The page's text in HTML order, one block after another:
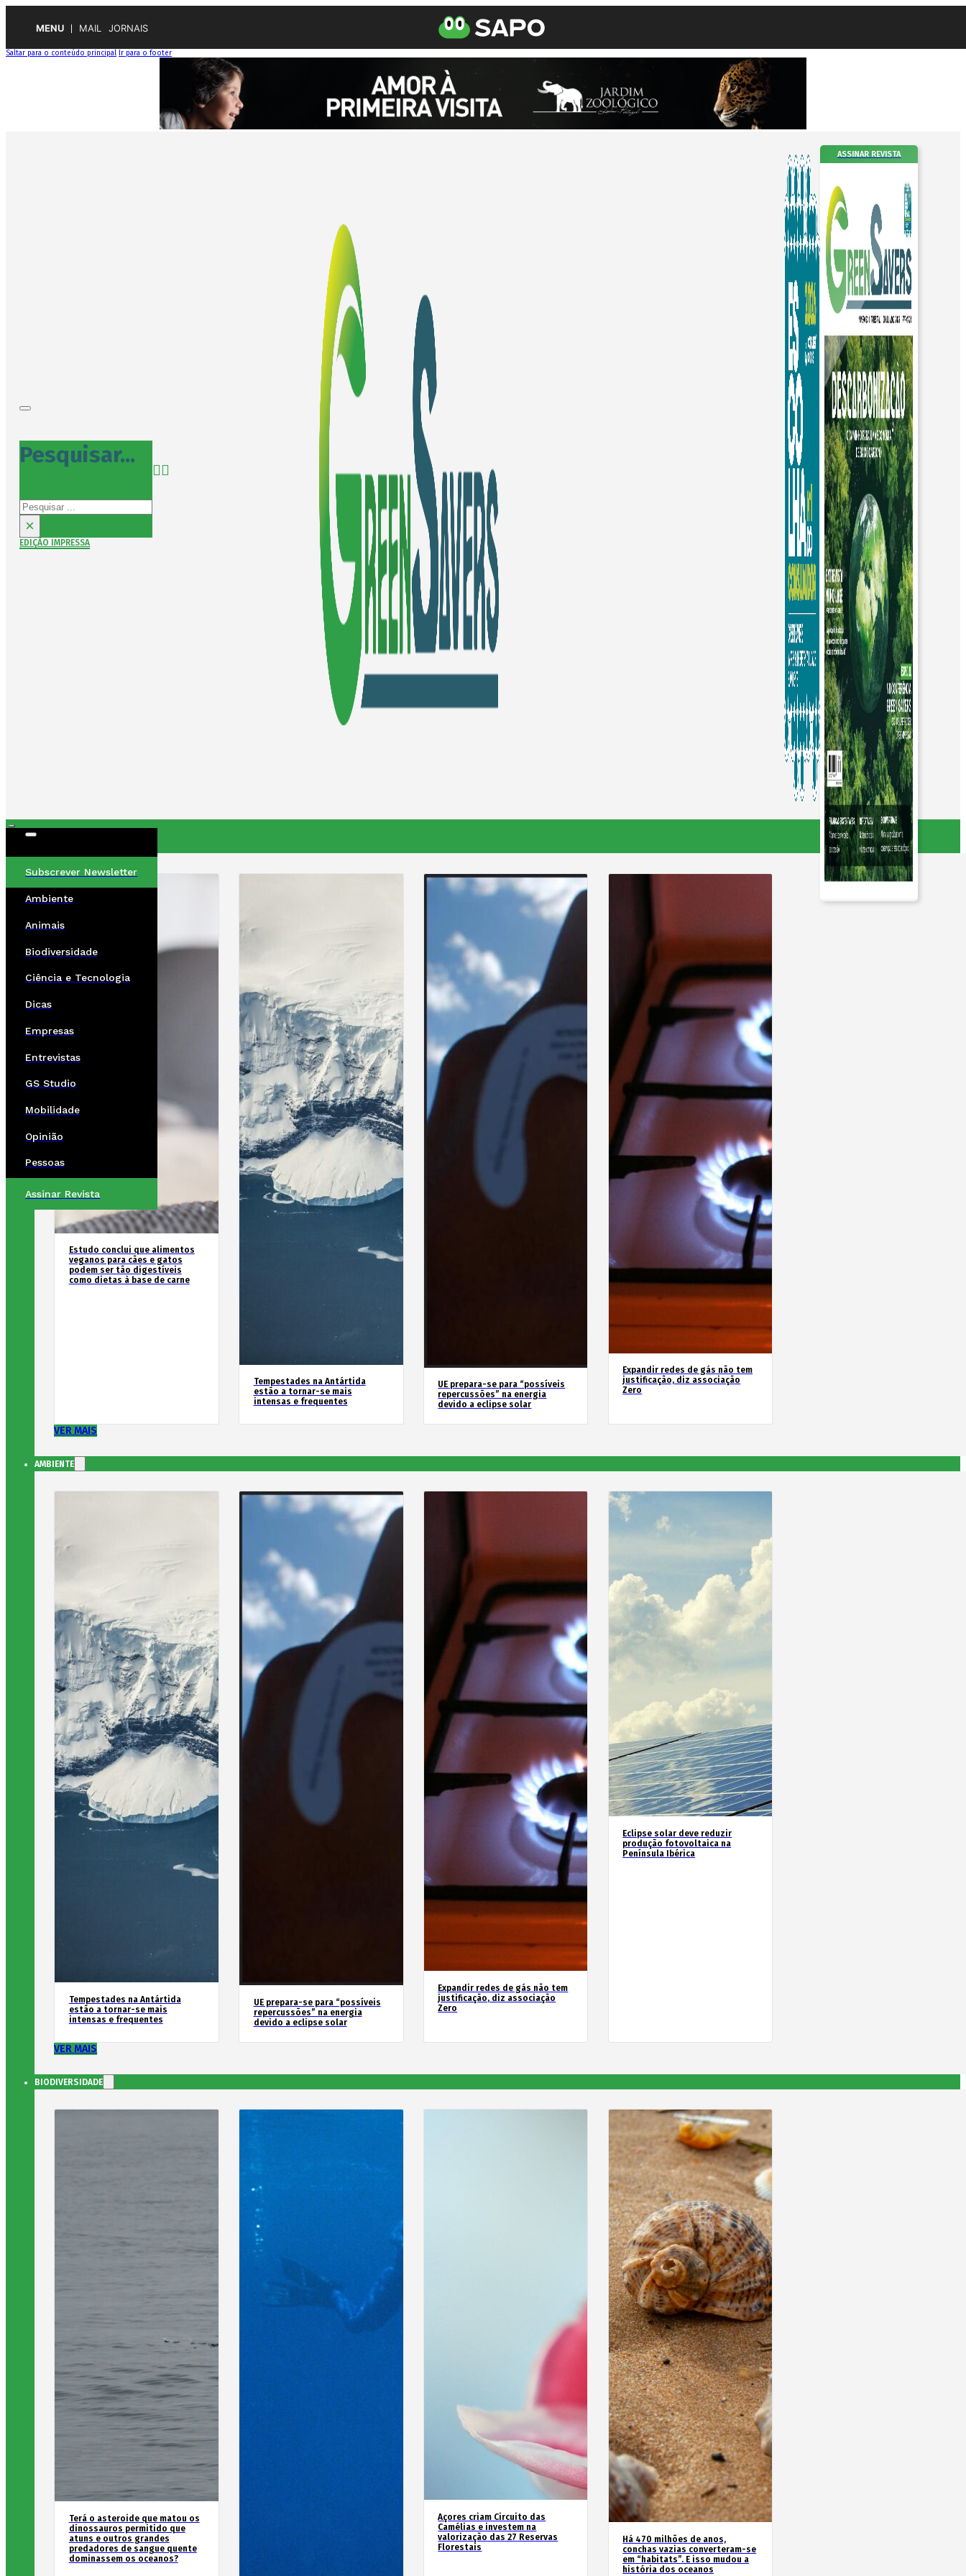
MENU MAIL JORNAIS
Saltar para o conteúdo principal Ir para o footer
Pesquisar...
Pesquisar
×
EDIÇÃO IMPRESSA
ASSINAR REVISTA
Subscrever Newsletter
Ambiente
Animais
Biodiversidade
Ciência e Tecnologia
Dicas
Empresas
Entrevistas
GS Studio
Mobilidade
Opinião
Pessoas
Assinar Revista
Estudo conclui que alimentos
veganos para cães e gatos
podem ser tão digestíveis
como dietas à base de carne
Tempestades na Antártida
estão a tornar-se mais
intensas e frequentes
UE prepara-se para “possíveis
repercussões” na energia
devido a eclipse solar
Expandir redes de gás não tem
justificação, diz associação
Zero
VER MAIS
AMBIENTE
Tempestades na Antártida
estão a tornar-se mais
intensas e frequentes
UE prepara-se para “possíveis
repercussões” na energia
devido a eclipse solar
Expandir redes de gás não tem
justificação, diz associação
Zero
Eclipse solar deve reduzir
produção fotovoltaica na
Península Ibérica
VER MAIS
BIODIVERSIDADE
Terá o asteroide que matou os
dinossauros permitido que
atuns e outros grandes
predadores de sangue quente
dominassem os oceanos?
Açores criam Circuito das
Camélias e investem na
valorização das 27 Reservas
Florestais
Há 470 milhões de anos,
conchas vazias converteram-se
em “habitats”. E isso mudou a
história dos oceanos